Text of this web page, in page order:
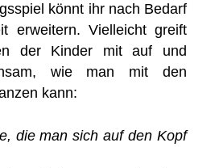
könnt ihr nach Bedarf
erweitern. Vielleicht greift
der Kinder mit auf und
wie man mit den
kann:
die man sich auf den Kopf